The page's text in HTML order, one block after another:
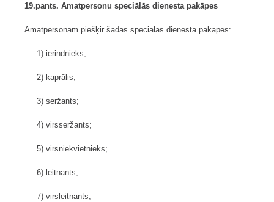
19.pants. Amatpersonu speciālās dienesta pakāpes
Amatpersonām piešķir šādas speciālās dienesta pakāpes:
1) ierindnieks;
2) kaprālis;
3) seržants;
4) virsseržants;
5) virsniekvietnieks;
6) leitnants;
7) virsleitnants;